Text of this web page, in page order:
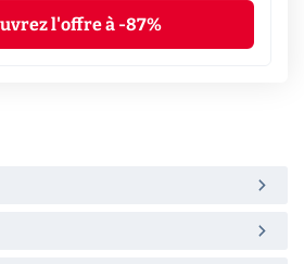
l'offre à -87%